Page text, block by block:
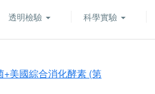
透明檢驗 科學實驗